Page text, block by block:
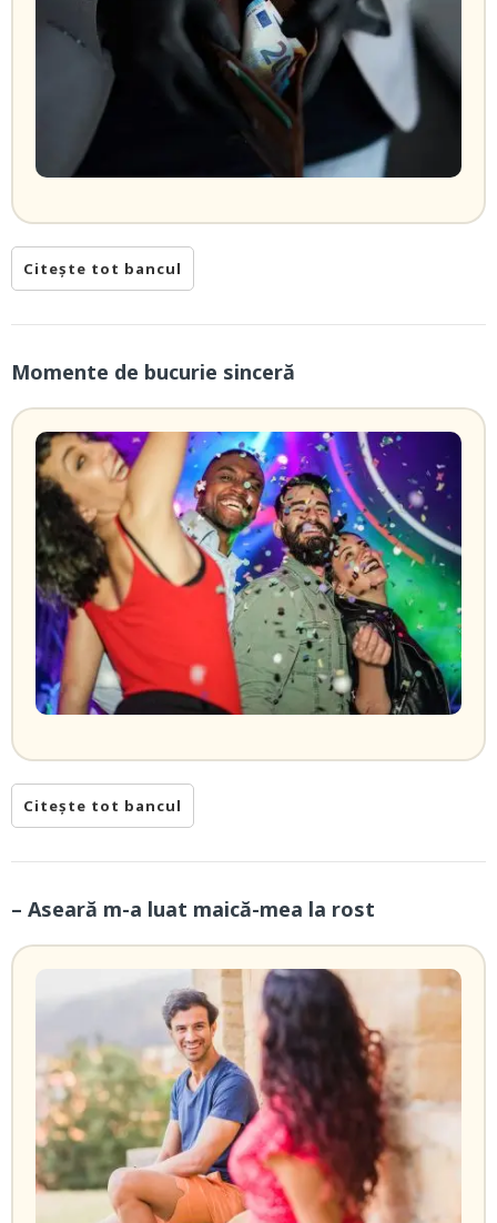
Citește tot bancul
Momente de bucurie sinceră
Citește tot bancul
– Aseară m-a luat maică-mea la rost